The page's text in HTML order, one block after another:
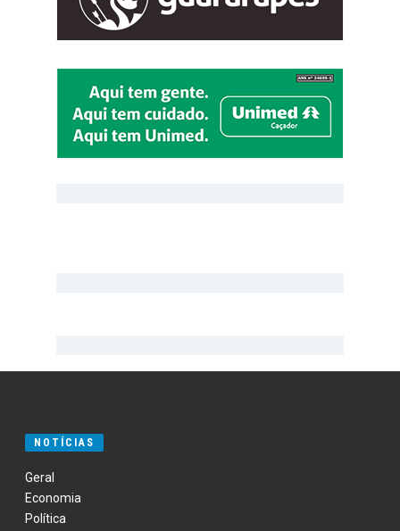
NOTÍCIAS
Geral
Economia
Política